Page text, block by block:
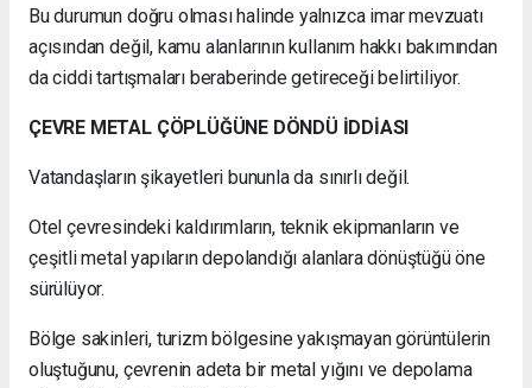
Bu durumun doğru olması halinde yalnızca imar mevzuatı
açısından değil, kamu alanlarının kullanım hakkı bakımından
da ciddi tartışmaları beraberinde getireceği belirtiliyor.
ÇEVRE METAL ÇÖPLÜĞÜNE DÖNDÜ İDDİASI
Vatandaşların şikayetleri bununla da sınırlı değil.
Otel çevresindeki kaldırımların, teknik ekipmanların ve
çeşitli metal yapıların depolandığı alanlara dönüştüğü öne
sürülüyor.
Bölge sakinleri, turizm bölgesine yakışmayan görüntülerin
oluştuğunu, çevrenin adeta bir metal yığını ve depolama